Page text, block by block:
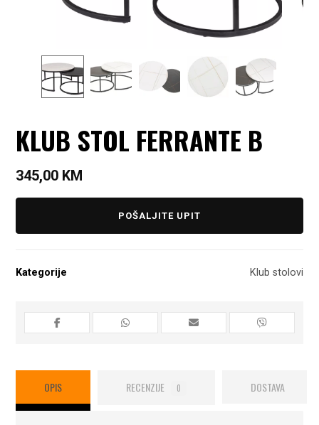
KLUB STOL FERRANTE B
345,00 KM
POŠALJITE UPIT
Kategorije Klub stolovi
OPIS RECENZIJE 0 DOSTAVA